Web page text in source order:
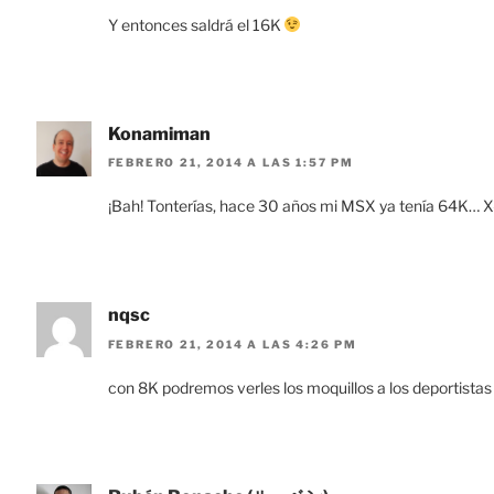
Y entonces saldrá el 16K
Konamiman
FEBRERO 21, 2014 A LAS 1:57 PM
¡Bah! Tonterías, hace 30 años mi MSX ya tenía 64K…
nqsc
FEBRERO 21, 2014 A LAS 4:26 PM
con 8K podremos verles los moquillos a los deportistas